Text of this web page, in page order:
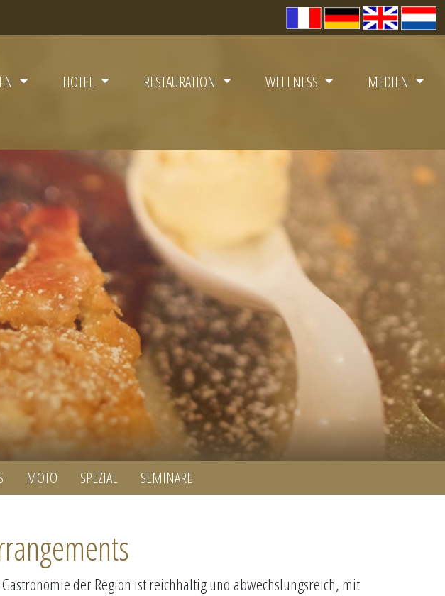
HOTEL RESTAURATION WELLNESS MEDIEN
MOTO SPEZIAL SEMINARE
der Region ist reichhaltig und abwechslungsreich, mit